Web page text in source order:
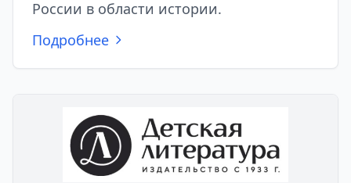
России в области истории.
Подробнее